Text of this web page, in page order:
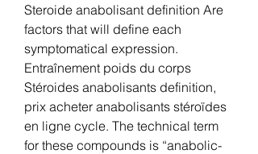
Steroide anabolisant definition Are
factors that will define each
symptomatical expression.
Entraînement poids du corps
Stéroides anabolisants definition,
prix acheter anabolisants stéroïdes
en ligne cycle. The technical term
for these compounds is “anabolic-